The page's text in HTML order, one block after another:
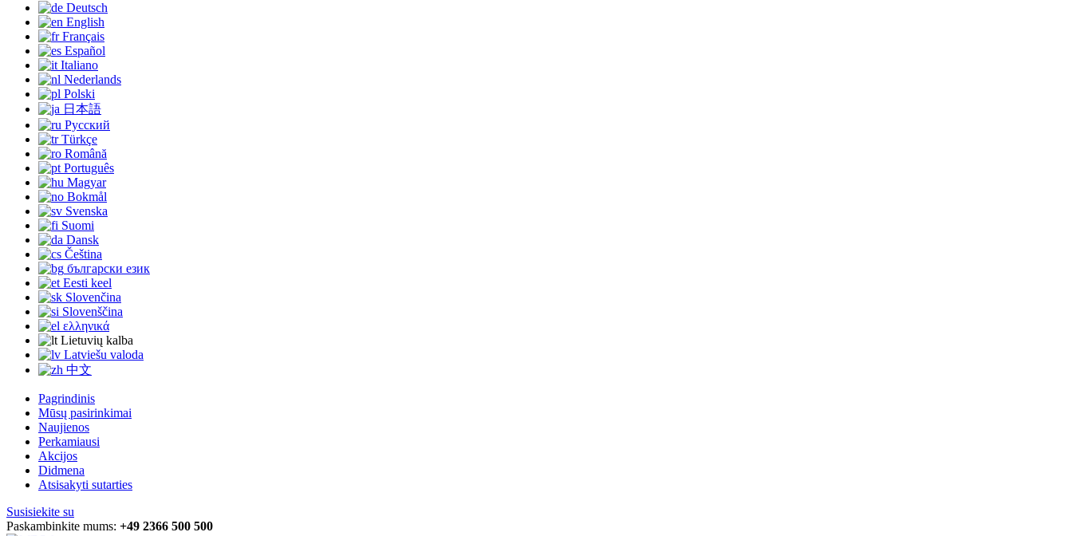
Deutsch
English
Français
Español
Italiano
Nederlands
Polski
日本語
Русский
Türkçe
Română
Português
Magyar
Bokmål
Svenska
Suomi
Dansk
Čeština
български език
Eesti keel
Slovenčina
Slovenščina
ελληνικά
Lietuvių kalba
Latviešu valoda
中文
Pagrindinis
Mūsų pasirinkimai
Naujienos
Perkamiausi
Akcijos
Didmena
Atsisakyti sutarties
Susisiekite su
Paskambinkite mums: +49 2366 500 500